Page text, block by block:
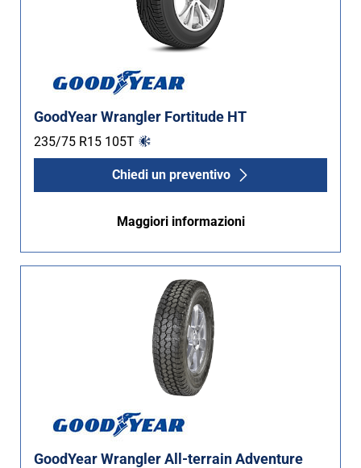
GoodYear Wrangler Fortitude HT
235/75 R15 105T
Chiedi un preventivo
Maggiori informazioni
GoodYear Wrangler All-terrain Adventure